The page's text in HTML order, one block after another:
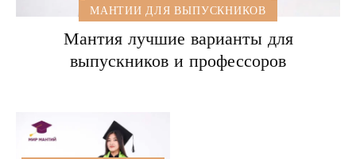
МАНТИИ ДЛЯ ВЫПУСКНИКОВ
Мантия лучшие варианты для
выпускников и профессоров